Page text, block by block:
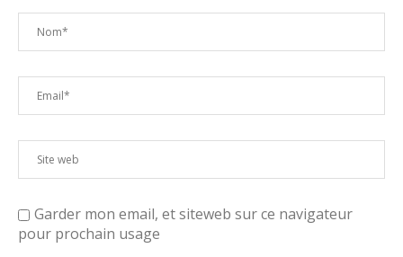
Garder mon email, et siteweb sur ce navigateur
pour prochain usage